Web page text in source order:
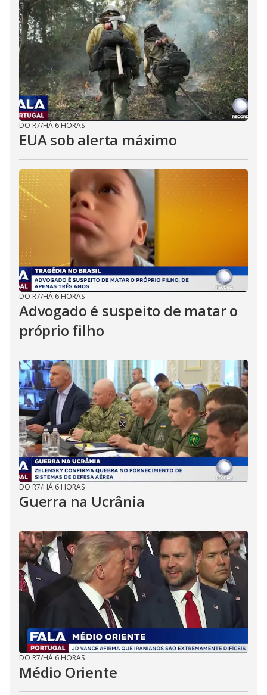
DO R7/HÁ 6 HORAS
EUA sob alerta máximo
DO R7/HÁ 6 HORAS
Advogado é suspeito de matar o
próprio filho
DO R7/HÁ 6 HORAS
Guerra na Ucrânia
DO R7/HÁ 6 HORAS
Médio Oriente